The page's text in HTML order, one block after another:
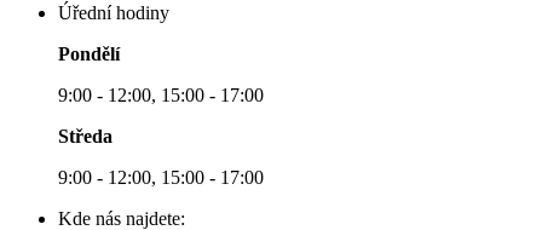
Úřední hodiny
Pondělí
9:00 - 12:00, 15:00 - 17:00
Středa
9:00 - 12:00, 15:00 - 17:00
Kde nás najdete: